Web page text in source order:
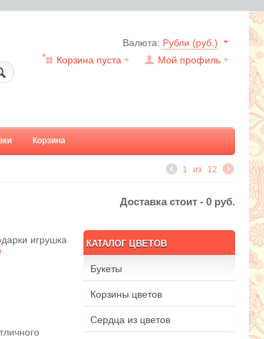
Валюта: Рубли (руб.)
Мой профиль
Корзина пуста
Корзина
1 из 12
Доставка стоит - 0 руб.
игрушка
КАТАЛОГ ЦВЕТОВ
Букеты
Корзины цветов
Сердца из цветов